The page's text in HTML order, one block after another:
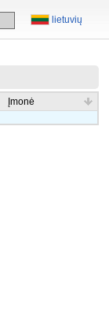
lietuvių
Įmonė